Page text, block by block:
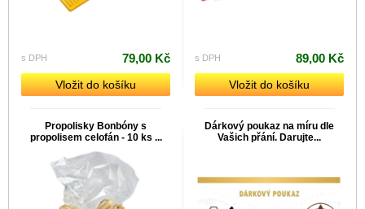
s DPH 79,00 Kč
Vložit do košíku
s DPH 89,00 Kč
Vložit do košíku
Propolisky Bonbóny s
propolisem celofán - 10 ks ...
Dárkový poukaz na míru dle
Vašich přání. Darujte...